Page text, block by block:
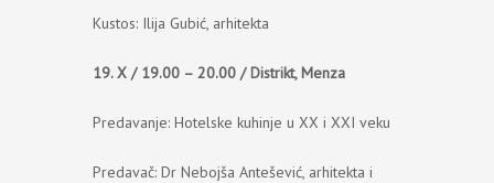
Kustos: Ilija Gubić, arhitekta
19. X / 19.00 – 20.00 / Distrikt, Menza
Predavanje: Hotelske kuhinje u XX i XXI veku
Predavač: Dr Nebojša Antešević, arhitekta i